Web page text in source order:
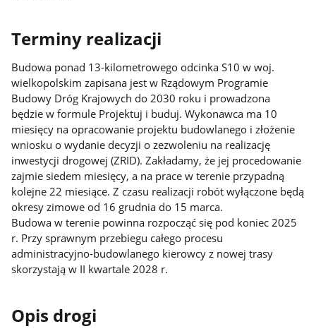
Terminy realizacji
Budowa ponad 13-kilometrowego odcinka S10 w woj.
wielkopolskim zapisana jest w Rządowym Programie
Budowy Dróg Krajowych do 2030 roku i prowadzona
będzie w formule Projektuj i buduj. Wykonawca ma 10
miesięcy na opracowanie projektu budowlanego i złożenie
wniosku o wydanie decyzji o zezwoleniu na realizację
inwestycji drogowej (ZRID). Zakładamy, że jej procedowanie
zajmie siedem miesięcy, a na prace w terenie przypadną
kolejne 22 miesiące. Z czasu realizacji robót wyłączone będą
okresy zimowe od 16 grudnia do 15 marca.
Budowa w terenie powinna rozpocząć się pod koniec 2025
r. Przy sprawnym przebiegu całego procesu
administracyjno-budowlanego kierowcy z nowej trasy
skorzystają w II kwartale 2028 r.
Opis drogi